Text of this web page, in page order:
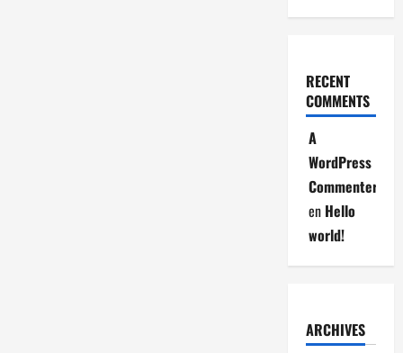
RECENT
COMMENTS
A
WordPress
Commenter
en Hello
world!
ARCHIVES